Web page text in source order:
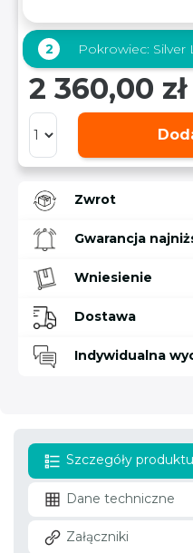
2 Pokrowiec: Silver
2 360,00 zł
Zwrot
Gwarancja
Wniesienie
Dostawa
Indywidualna
Szczegóły produktu
Dane techniczne
Załączniki